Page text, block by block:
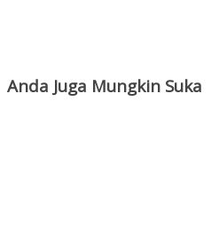
Anda Juga Mungkin Suka